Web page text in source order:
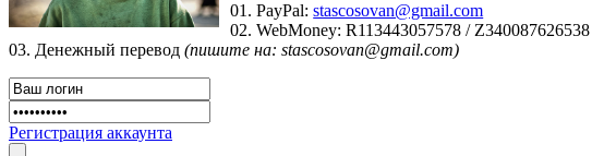
01. PayPal:stascosovan@gmail.com
02. WebMoney:R113443057578 / Z340087626538
03. Денежный перевод (пишите на: stascosovan@gmail.com)
Регистрация аккаунта